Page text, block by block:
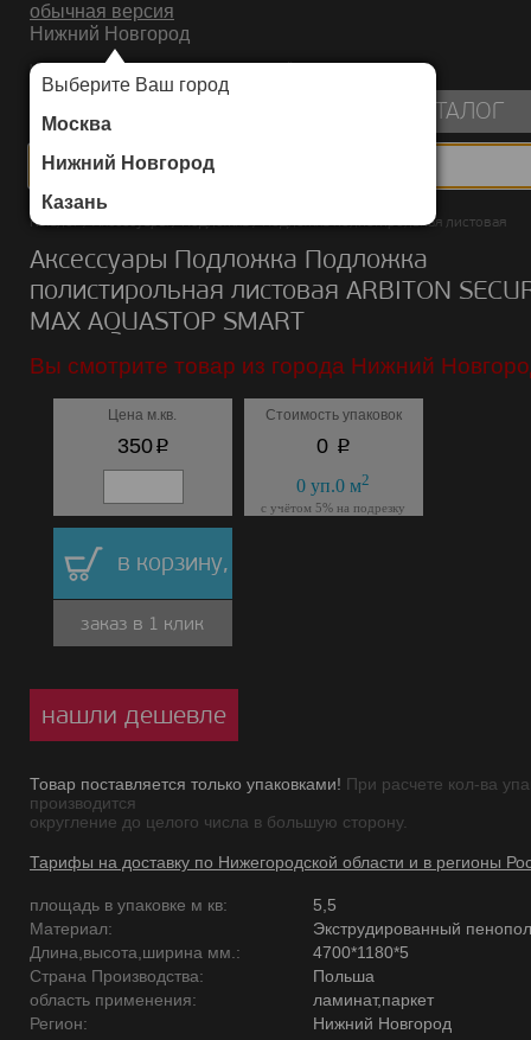
обычная версия
Нижний Новгород
Выберите Ваш город
Москва
Нижний Новгород
Казань
ИНТЕРНЕТ-МАГАЗИН НАПОЛЬНЫХ ПОКРЫТИЙ
КАТАЛОГ
Каталог/Аксессуары/Подложка/Подложка полистирольная листовая
Аксессуары Подложка Подложка
полистирольная листовая ARBITON
MAX AQUASTOP SMART
Вы смотрите товар из города Нижний
Цена м.кв.
350p
Стоимость упаковок
0 p
0 уп.0 м2
с учётом 5% на подрезку
в корзину,
заказ в 1 клик
нашли дешевле
Товар поставляется только упаковками! При расчете кол-ва
производится
округление до целого числа в большую сторону.
Тарифы на доставку по Нижегородской области и в регионы
площадь в упаковке м кв:
5,5
Материал:
Экструдированный
Длина,высота,ширина мм.:
4700*1180*5
Страна Производства:
Польша
область применения:
ламинат,паркет
Регион:
Нижний Новгород